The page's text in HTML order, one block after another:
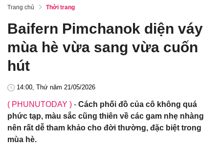
Trang chủ Thời trang
Baifern Pimchanok diện váy
mùa hè vừa sang vừa cuốn
hút
14:00, Thứ năm 21/05/2026
( PHUNUTODAY ) - Cách phối đồ của cô không quá
phức tạp, màu sắc cũng thiên về các gam nhẹ nhàng
nên rất dễ tham khảo cho đời thường, đặc biệt trong
mùa hè.